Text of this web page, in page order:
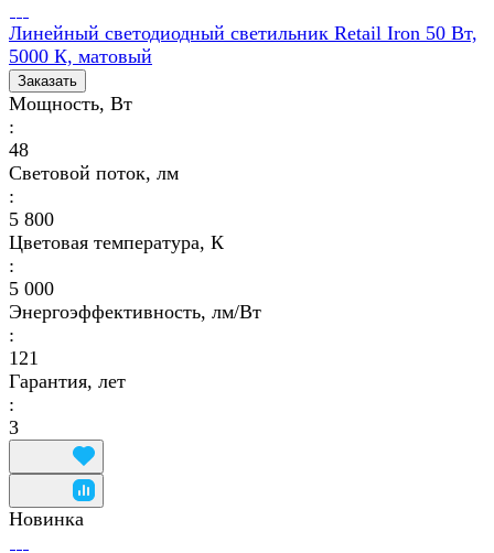
Линейный светодиодный светильник Retail Iron 50 Вт,
5000 К, матовый
Заказать
Мощность, Вт
:
48
Световой поток, лм
:
5 800
Цветовая температура, К
:
5 000
Энергоэффективность, лм/Вт
:
121
Гарантия, лет
:
3
Новинка